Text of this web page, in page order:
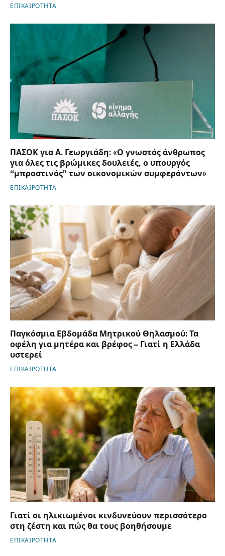
ΕΠΙΚΑΙΡΟΤΗΤΑ
ΠΑΣΟΚ για Α. Γεωργιάδη: «Ο γνωστός άνθρωπος
για όλες τις βρώμικες δουλειές, ο υπουργός
“μπροστινός” των οικονομικών συμφερόντων»
ΕΠΙΚΑΙΡΟΤΗΤΑ
Παγκόσμια Εβδομάδα Μητρικού Θηλασμού: Τα
οφέλη για μητέρα και βρέφος – Γιατί η Ελλάδα
υστερεί
ΕΠΙΚΑΙΡΟΤΗΤΑ
Γιατί οι ηλικιωμένοι κινδυνεύουν περισσότερο
στη ζέστη και πώς θα τους βοηθήσουμε
ΕΠΙΚΑΙΡΟΤΗΤΑ